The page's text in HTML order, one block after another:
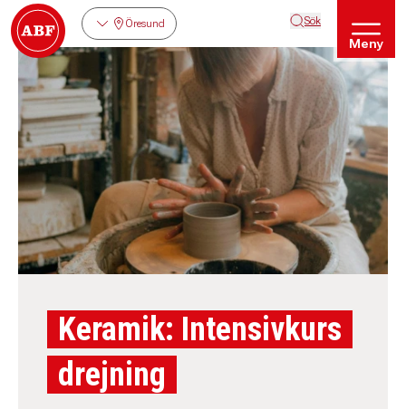
Öresund Sök
Meny
Keramik: Intensivkurs
drejning